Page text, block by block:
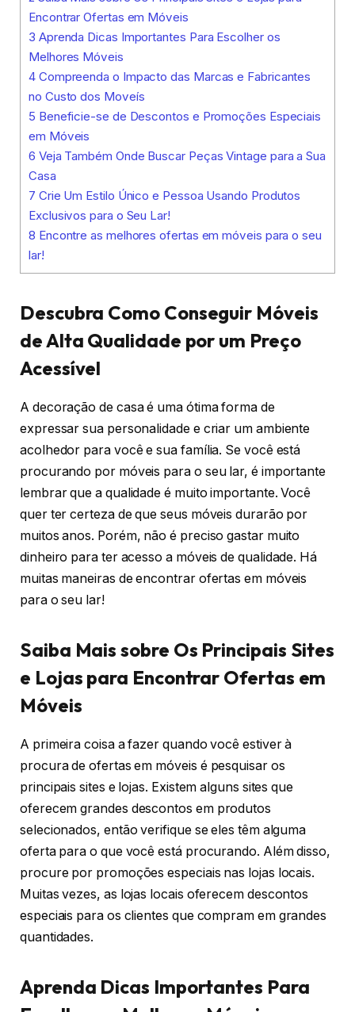
Encontrar Ofertas em Móveis
3 Aprenda Dicas Importantes Para Escolher os
Melhores Móveis
4Compreenda o Impacto das Marcas e Fabricantes
no Custo dos Moveís
5 Beneficie-se de Descontos e Promoções Especiais
em Móveis
6 Veja Também Onde Buscar Peças Vintage para a Sua
Casa
7 Crie Um Estilo Único e Pessoa Usando Produtos
Exclusivos para o Seu Lar!
8 Encontre as melhores ofertas em móveis para o seu
lar!
Descubra Como Conseguir Móveis
de Alta Qualidade por um Preço
Acessível
A decoração de casa é uma ótima forma de
expressar sua personalidade e criar um ambiente
acolhedor para você e sua família. Se você está
procurando por móveis para o seu lar, é importante
lembrar que a qualidade é muito importante. Você
quer ter certeza de que seus móveis durarão por
muitos anos. Porém, não é preciso gastar muito
dinheiro para ter acesso a móveis de qualidade. Há
muitas maneiras de encontrar ofertas em móveis
para o seu lar!
Saiba Mais sobre Os Principais Sites
e Lojas para Encontrar Ofertas em
Móveis
A primeira coisa a fazer quando você estiver à
procura de ofertas em móveis é pesquisar os
principais sites e lojas. Existem alguns sites que
oferecem grandes descontos em produtos
selecionados, então verifique se eles têm alguma
oferta para o que você está procurando. Além disso,
procure por promoções especiais nas lojas locais.
Muitas vezes, as lojas locais oferecem descontos
especiais para os clientes que compram em grandes
quantidades.
Aprenda Dicas Importantes Para